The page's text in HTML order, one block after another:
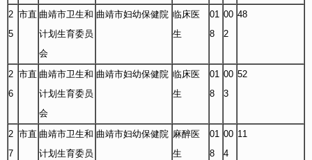
2
5
市直 曲靖市卫生和
计划生育委员
会
曲靖市妇幼保健院 临床医
生
01
8
00
2
48
2
6
市直 曲靖市卫生和
计划生育委员
会
曲靖市妇幼保健院 临床医
生
01
8
00
3
52
2
7
市直 曲靖市卫生和
计划生育委员
曲靖市妇幼保健院 麻醉医
生
01
8
00
4
11